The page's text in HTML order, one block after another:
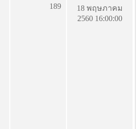
189
18 พฤษภาคม
2560 16:00:00